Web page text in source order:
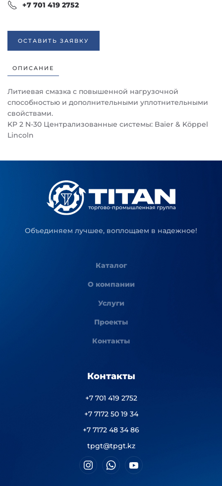
+7 701 419 2752
ОСТАВИТЬ ЗАЯВКУ
ОПИСАНИЕ
Литиевая смазка с повышенной нагрузочной
способностью и дополнительными уплотнительными
свойствами.
KP 2 N-30 Централизованные системы: Baier & Köppel
Lincoln
Объединяем лучшее, воплощаем в надежное!
Каталог
О компании
Услуги
Проекты
Контакты
Контакты
+7 701 419 2752
+7 7172 50 19 34
+7 7172 48 34 86
tpgt@tpgt.kz